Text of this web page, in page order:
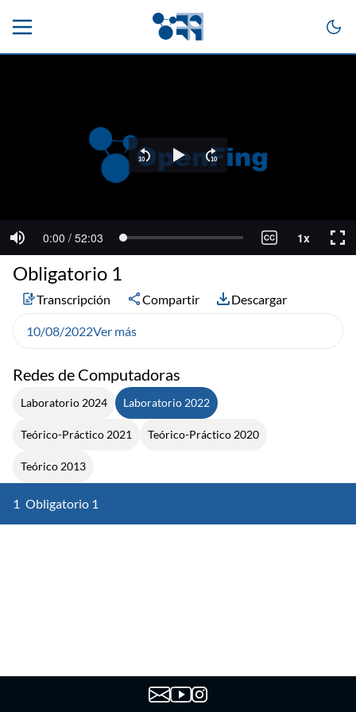
Redes de Computadoras
Laboratorio 2024 Laboratorio 2022
Teórico-Práctico 2021 Teórico-Práctico 2020
Teórico 2013
1 Obligatorio 1
Obligatorio 1
Transcripción Compartir Descargar
10/08/2022Ver más